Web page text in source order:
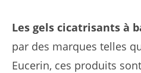
Les gels cicatrisants à
par des marques telles
Eucerin, ces produits